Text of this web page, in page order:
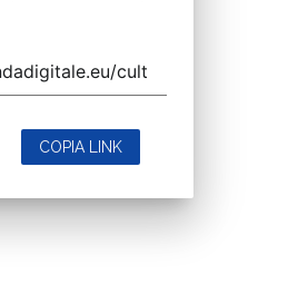
COPIA LINK